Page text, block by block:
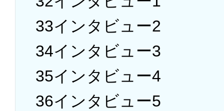
33インタビュー2
34インタビュー3
35インタビュー4
36インタビュー5